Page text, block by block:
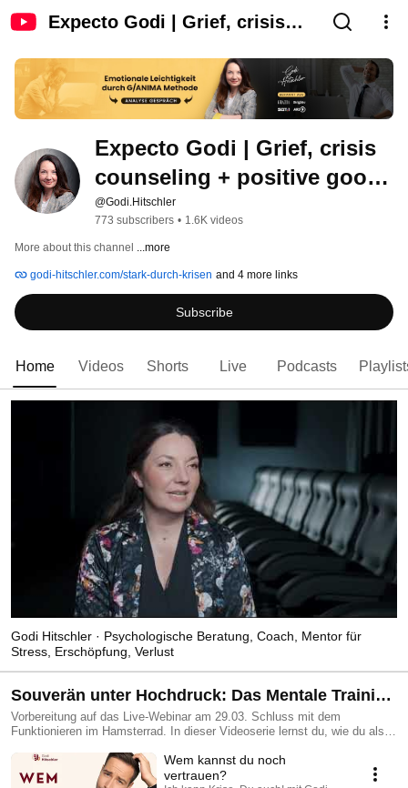
Expecto Godi | Grief, crisis
thoughts
Expecto Godi | Grief, crisis
counseling + positive good
thoughts
@Godi.Hitschler
773 subscribers • 1.6K videos
More about this channel ...more
godi-hitschler.com/stark-durch-krisen and 4 more links
Subscribe
Home Videos Shorts Live Podcasts
Godi Hitschler · Psychologische Beratung, Coach, Mentor für
Stress, Erschöpfung, Verlust
Souverän unter Hochdruck: Das Mentale Training
für Geschäftsführer
Vorbereitung auf das Live-Webinar am 29.03. Schluss mit dem
Funktionieren im Hamsterrad. In dieser Videoserie lernst du, wie du als
unantastbar wirst. 👉 WICHTIG: Vertiefe diese Techniken live im
kostenlosen Workshop am 29.03. um 11:00 Uhr. Hier anmelden:
Wem kannst du noch
vertrauen?